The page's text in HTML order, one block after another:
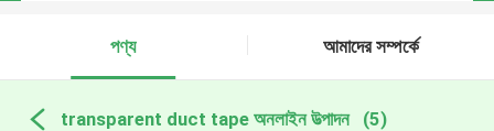
পণ্য
আমাদের সম্পর্কে
transparent duct tape অনলাইন উত্পাদন (5)